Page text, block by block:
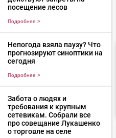
посещение лесов
Подробнее >
Непогода взяла паузу? Что
прогнозируют синоптики на
сегодня
Подробнее >
Забота о людях и
требования к крупным
сетевикам. Собрали все
про совещание Лукашенко
о торговле на селе